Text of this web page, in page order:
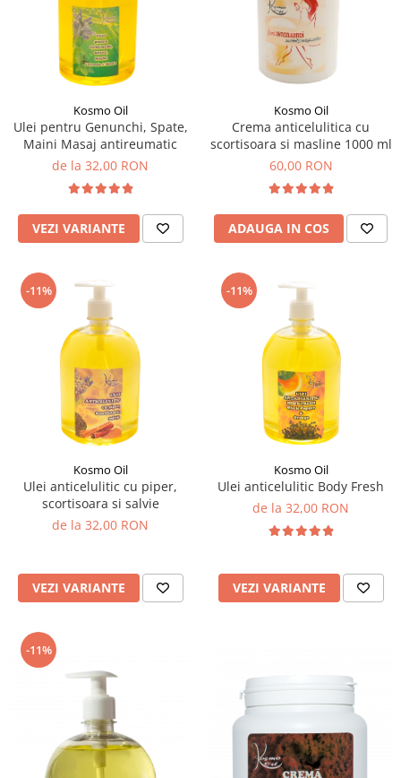
TERAPEUTIC
THAILANDEZ (LOMI-LOMI)
Kosmo Oil
Ulei pentru Genunchi, Spate,
Maini Masaj antireumatic
de la 32,00 RON
VEZI VARIANTE
Kosmo Oil
Crema anticelulitica cu
scortisoara si masline 1000 ml
60,00 RON
ADAUGA IN COS
-11%
Kosmo Oil
Ulei anticelulitic cu piper,
scortisoara si salvie
de la 32,00 RON
VEZI VARIANTE
-11%
Kosmo Oil
Ulei anticelulitic Body Fresh
de la 32,00 RON
VEZI VARIANTE
-11%